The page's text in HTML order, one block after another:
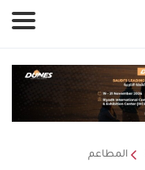
المطاعم
إدارة ملفات تعريف الارتباط